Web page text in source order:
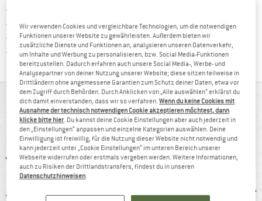
100 Tage RückgaberechtGehe hier zu den Rückgabe-
Kauf auf RechnungFinde die Zahlungs-Infos hier! Öffnet
Trusted Shops KäuferschutzFinde alle Infos hier!
AUF EINEN BLICK
Weicher Babyanzug aus Merinowolle
Wir verwenden Cookies und vergleichbare Technologien, um die notwendigen
Funktionen unserer Website zu gewährleisten. Außerdem bieten wir
zusätzliche Dienste und Funktionen an, analysieren unseren Datenverkehr,
um Inhalte und Werbung zu personalisieren, bzw. Social Media-Funktionen
bereitzustellen. Dadurch erfahren auch unsere Social Media-, Werbe- und
Analysepartner von deiner Nutzung unserer Website; diese sitzen teilweise in
Drittländern ohne angemessene Garantien zum Schutz deiner Daten, etwa vor
dem Zugriff durch Behörden. Durch Anklicken von „Alle auswählen“ erklärst du
dich damit einverstanden, dass wir so verfahren.Wenn du keine Cookies mit
Ausnahme der technisch notwendigen Cookie akzeptieren möchtest, dann
klicke bitte hier . Du kannst deine Cookie Einstellungen aber auch jederzeit in
den „Einstellungen“ anpassen und einzelne Kategorien auswählen. Deine
Einwilligung ist freiwillig, für die Nutzung dieser Website nicht notwendig und
kann jederzeit unter „Cookie Einstellungen“ im unteren Bereich unserer
Webseite widerrufen oder erstmals vergeben werden. Weitere Informationen,
auch zu Risiken der Drittlandstransfers, findest du in unseren
Datenschutzhinweisen